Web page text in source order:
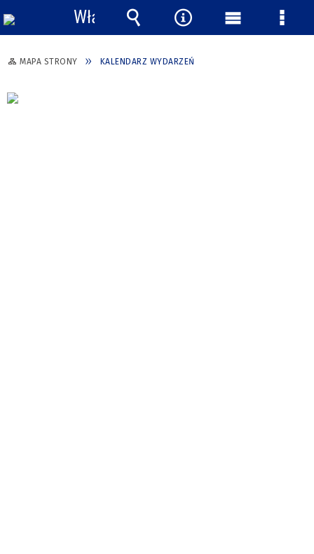
MAPA STRONY KALENDARZ WYDARZEŃ
Włącz
powiadomienia
Wyszukiwarka
Narzędzia
Menu Menu